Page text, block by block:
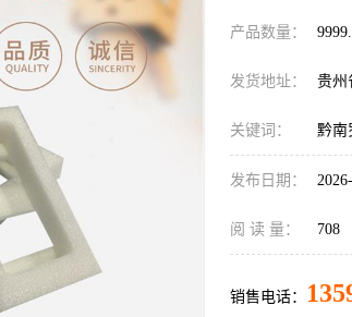
产品数量：
发货地址： 贵州
关键词： 黔南
发布日期：
阅 读 量： 708
销售电话：